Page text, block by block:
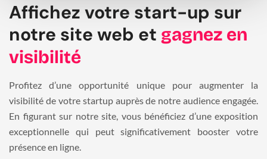
Affichez votre start-up sur
notre site web et gagnez en
visibilité
Profitez d’une opportunité unique pour augmenter la
visibilité de votre startup auprès de notre audience engagée.
En figurant sur notre site, vous bénéficiez d’une exposition
exceptionnelle qui peut significativement booster votre
présence en ligne.